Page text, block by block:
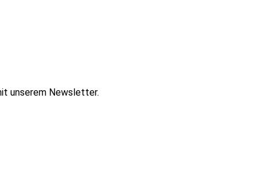
unserem Newsletter.